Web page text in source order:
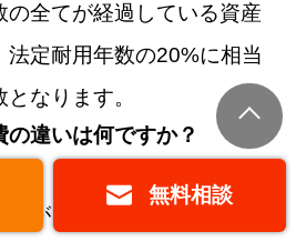
無料相談
の全てが経過している資産
法定耐用年数の20%に相当
なります。
違いは何ですか？
すが、税務上の扱いは大き